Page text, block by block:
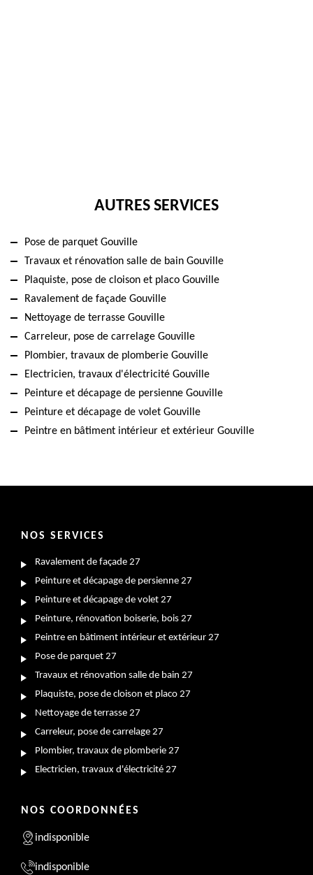
AUTRES SERVICES
Pose de parquet Gouville
Travaux et rénovation salle de bain Gouville
Plaquiste, pose de cloison et placo Gouville
Ravalement de façade Gouville
Nettoyage de terrasse Gouville
Carreleur, pose de carrelage Gouville
Plombier, travaux de plomberie Gouville
Electricien, travaux d'électricité Gouville
Peinture et décapage de persienne Gouville
Peinture et décapage de volet Gouville
Peintre en bâtiment intérieur et extérieur Gouville
NOS SERVICES
Ravalement de façade 27
Peinture et décapage de persienne 27
Peinture et décapage de volet 27
Peinture, rénovation boiserie, bois 27
Peintre en bâtiment intérieur et extérieur 27
Pose de parquet 27
Travaux et rénovation salle de bain 27
Plaquiste, pose de cloison et placo 27
Nettoyage de terrasse 27
Carreleur, pose de carrelage 27
Plombier, travaux de plomberie 27
Electricien, travaux d'électricité 27
NOS COORDONNÉES
indisponible
indisponible